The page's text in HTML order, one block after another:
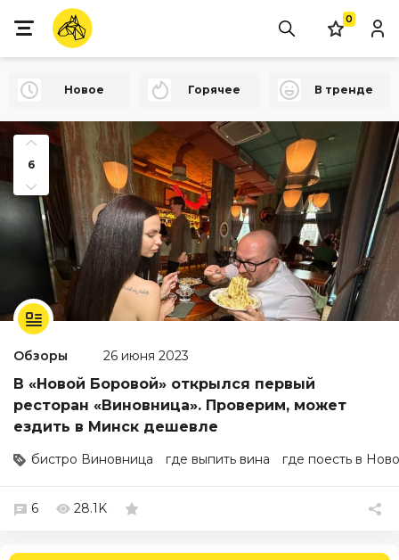
0
Новое Горячее В тренде
6
Обзоры 26 июня 2023
В «Новой Боровой» открылся первый
ресторан «Виновница». Проверим, может
ездить в Минск дешевле
бистро Виновница где выпить вина где поесть в
6 28.1K